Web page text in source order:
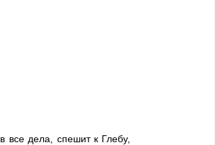
все дела, спешит к Глебу,